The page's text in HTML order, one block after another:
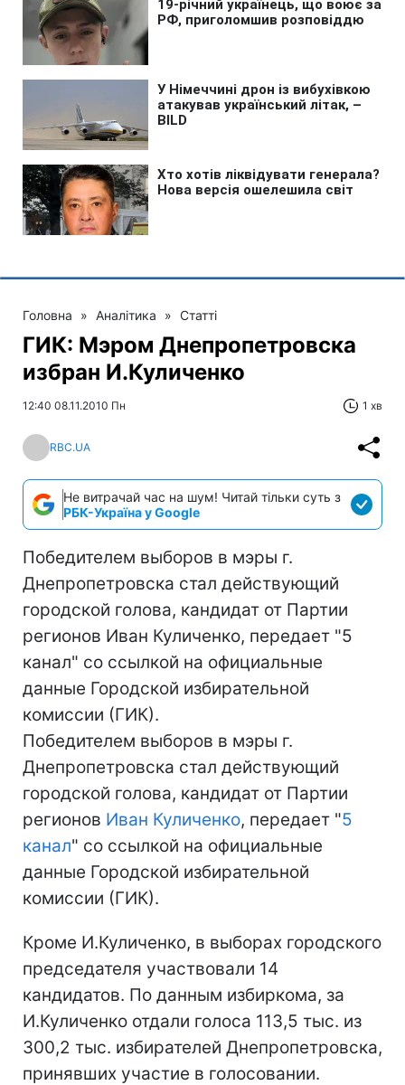
Головна » Аналітика » Статті
ГИК: Мэром Днепропетровска
избран И.Куличенко
12:40 08.11.2010 Пн 1 хв
RBC.UA
Не витрачай час на шум! Читай тільки суть з
РБК-Україна у Google
Победителем выборов в мэры г.
Днепропетровска стал действующий
городской голова, кандидат от Партии
регионов Иван Куличенко, передает "5
канал" со ссылкой на официальные
данные Городской избирательной
комиссии (ГИК).
Победителем выборов в мэры г.
Днепропетровска стал действующий
городской голова, кандидат от Партии
регионов Иван Куличенко, передает "5
канал" со ссылкой на официальные
данные Городской избирательной
комиссии (ГИК).
Кроме И.Куличенко, в выборах городского
председателя участвовали 14
кандидатов. По данным избиркома, за
И.Куличенко отдали голоса 113,5 тыс. из
300,2 тыс. избирателей Днепропетровска,
принявших участие в голосовании.